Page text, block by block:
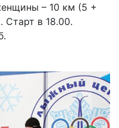
– 10 км (5 +
в 18.00.